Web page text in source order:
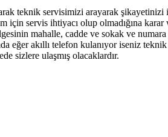
teknik servisimizi arayarak
servis ihtiyacı olup olmadığına
mahalle, cadde ve sokak ve
eğer akıllı telefon kulanıyor iseniz
sizlere ulaşmış olacaklardır.